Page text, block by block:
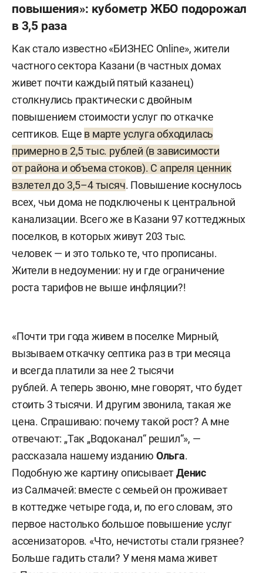
повышения»: кубометр ЖБО подорожал
в 3,5 раза
Как стало известно «БИЗНЕС Online», жители
частного сектора Казани (в частных домах
живет почти каждый пятый казанец)
столкнулись практически с двойным
повышением стоимости услуг по откачке
септиков. Еще в марте услуга обходилась
примерно в 2,5 тыс. рублей (в зависимости
от района и объема стоков). С апреля ценник
взлетел до 3,5–4 тысяч. Повышение коснулось
всех, чьи дома не подключены к центральной
канализации. Всего же в Казани 97 коттеджных
поселков, в которых живут 203 тыс.
человек — и это только те, что прописаны.
Жители в недоумении: ну и где ограничение
роста тарифов не выше инфляции?!
«Почти три года живем в поселке Мирный,
вызываем откачку септика раз в три месяца
и всегда платили за нее 2 тысячи
рублей. А теперь звоню, мне говорят, что будет
стоить 3 тысячи. И другим звонила, такая же
цена. Спрашиваю: почему такой рост? А мне
отвечают: „Так „Водоканал“ решил“», —
рассказала нашему изданию Ольга.
Подобную же картину описываетДенис
из Салмачей: вместе с семьей он проживает
в коттедже четыре года, и, по его словам, это
первое настолько большое повышение услуг
ассенизаторов. «Что, нечистоты стали грязнее?
Больше гадить стали? У меня мама живет